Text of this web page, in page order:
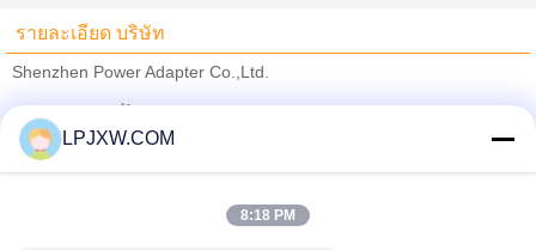
รายละเอียด บริษัท
Shenzhen Power Adapter Co.,Ltd.
Trust Seal
Verified Suplier
LPJXW.COM
8:18 PM